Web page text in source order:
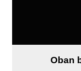
Oban